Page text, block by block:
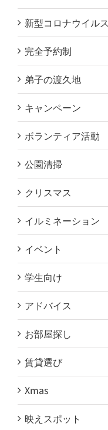
新型コロナウイルス
完全予約制
弟子の渡久地
キャンペーン
ボランティア活動
公園清掃
クリスマス
イルミネーション
イベント
学生向け
アドバイス
お部屋探し
賃貸選び
Xmas
映えスポット